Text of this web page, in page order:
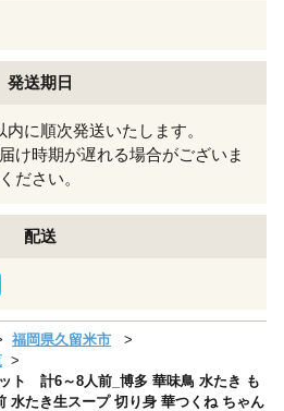
発送期日
に順次発送いたします。
け時期が遅れる場合がございま
ださい。
配送
福岡県久留米市
ト 計6～8人前_博多 華味鳥 水たき も
水たき生スープ 切り身 華つくね ちゃん